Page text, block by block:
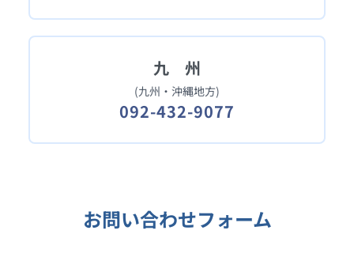
九 州
(九州・沖縄地方)
092-432-9077
お問い合わせフォーム